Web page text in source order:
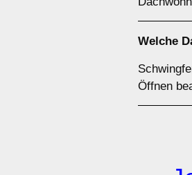
Welche
Öffnen